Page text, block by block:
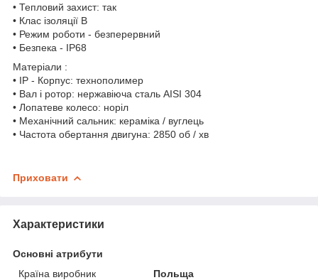
• Тепловий захист: так
• Клас ізоляції B
• Режим роботи - безперервний
• Безпека - IP68
Матеріали :
• IP - Корпус: технополимер
• Вал і ротор: нержавіюча сталь AISI 304
• Лопатеве колесо: норіл
• Механічний сальник: кераміка / вуглець
• Частота обертання двигуна: 2850 об / хв
Приховати
Характеристики
Основні атрибути
Країна виробник
Польща